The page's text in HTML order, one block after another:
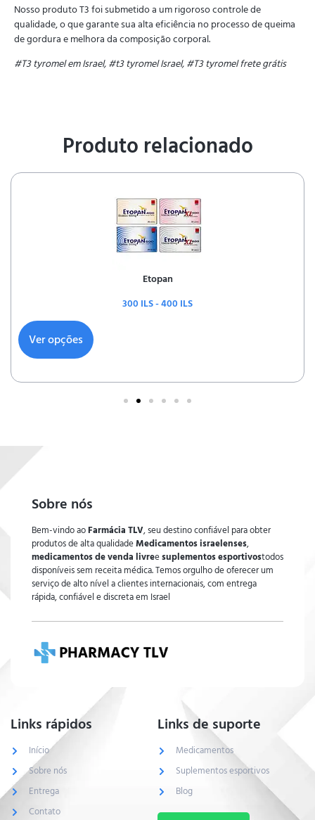
Nosso produto T3 foi submetido a um rigoroso controle de
qualidade, o que garante sua alta eficiência no processo de queima
de gordura e melhora da composição corporal.
#T3 tyromel em Israel, #t3 tyromel Israel, #T3 tyromel frete grátis
Produto relacionado
Etopan
300 ILS-400 ILS
Ver opções
Sobre nós
Bem-vindo aoFarmácia TLV, seu destino confiável para obter
produtos de alta qualidadeMedicamentos israelenses,
medicamentos de venda livreesuplementos esportivostodos
disponíveis sem receita médica. Temos orgulho de oferecer um
serviço de alto nível a clientes internacionais, com entrega
rápida, confiável e discreta em Israel
Links rápidos
Início
Sobre nós
Entrega
Contato
Links de suporte
Medicamentos
Suplementos esportivos
Blog